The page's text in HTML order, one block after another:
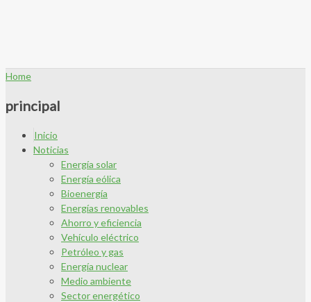
Home
principal
Inicio
Noticias
Energía solar
Energía eólica
Bioenergía
Energías renovables
Ahorro y eficiencia
Vehículo eléctrico
Petróleo y gas
Energía nuclear
Medio ambiente
Sector energético